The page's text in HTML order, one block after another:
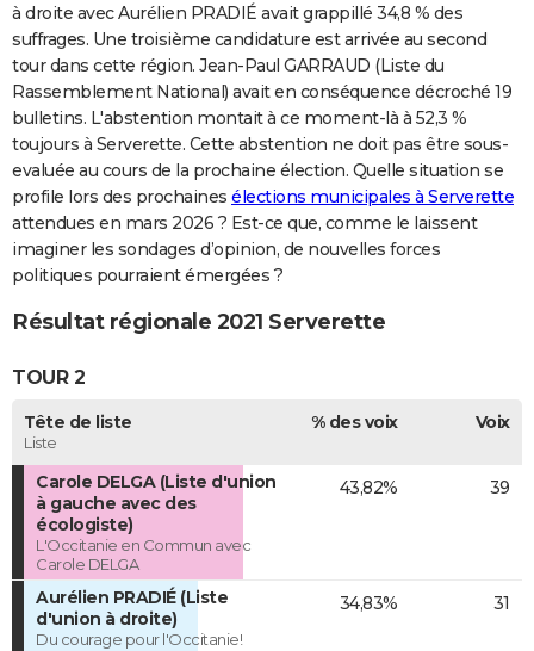
FORUM
Bricolage
Lifestyle
Culture
Sport
Television
Voyage
Cinema
à droite avec Aurélien PRADIÉ avait grappillé 34,8 % des
suffrages. Une troisième candidature est arrivée au second
tour dans cette région. Jean-Paul GARRAUD (Liste du
Rassemblement National) avait en conséquence décroché 19
bulletins. L'abstention montait à ce moment-là à 52,3 %
toujours à Serverette. Cette abstention ne doit pas être sous-
evaluée au cours de la prochaine élection. Quelle situation se
profile lors des prochaines élections municipales à Serverette
attendues en mars 2026 ? Est-ce que, comme le laissent
imaginer les sondages d’opinion, de nouvelles forces
politiques pourraient émergées ?
Résultat régionale 2021 Serverette
TOUR 2
Tête de liste
Liste
% des voix Voix
Carole DELGA (Liste d'union
à gauche avec des
écologiste)
L'Occitanie en Commun avec
Carole DELGA
43,82% 39
Aurélien PRADIÉ (Liste
d'union à droite)
Du courage pour l'Occitanie!
34,83% 31